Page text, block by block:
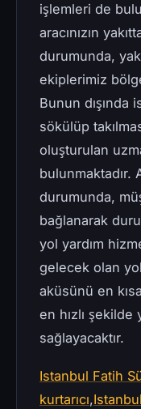
işlemleri de
aracınızın
durumunda,
ekiplerimiz
Bunun dışında
sökülüp
oluşturulan
bulunmaktadır.
durumunda,
bağlanarak
yol yardım
gelecek olan yol
aküsünü en
en hızlı
sağlayacaktır.
Istanbul Fatih
kurtarıcı,